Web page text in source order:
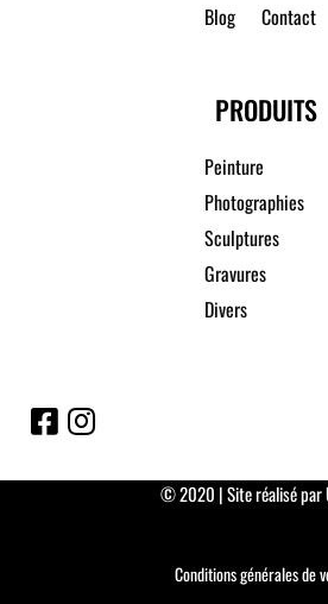
Blog
Contact
PRODUITS
Peinture
Photographies
Sculptures
Gravures
Divers
© 2020 | Site réalisé par
Conditions générales de